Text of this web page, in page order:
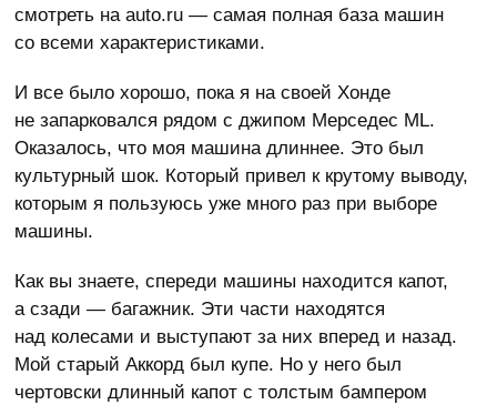
смотреть на auto.ru — самая полная база машин
со всеми характеристиками.
И все было хорошо, пока я на своей Хонде
не запарковался рядом с джипом Мерседес ML.
Оказалось, что моя машина длиннее. Это был
культурный шок. Который привел к крутому выводу,
которым я пользуюсь уже много раз при выборе
машины.
Как вы знаете, спереди машины находится капот,
а сзади — багажник. Эти части находятся
над колесами и выступают за них вперед и назад.
Мой старый Аккорд был купе. Но у него был
чертовски длинный капот с толстым бампером